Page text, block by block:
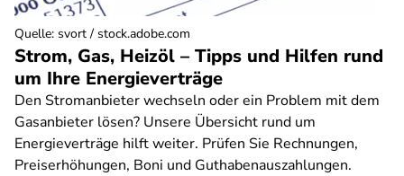
Strom, Gas, Heizöl – Tipps und Hilfen rund
um Ihre Energieverträge
Den Stromanbieter wechseln oder ein Problem mit dem
Gasanbieter lösen? Unsere Übersicht rund um
Energieverträge hilft weiter. Prüfen Sie Rechnungen,
Preiserhöhungen, Boni und Guthabenauszahlungen.
Quelle: svort / stock.adobe.com